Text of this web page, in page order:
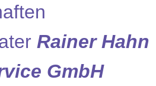
Rainer Hahn
GmbH